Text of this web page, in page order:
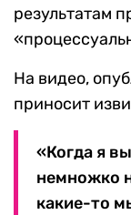
результатам
На видео,
приносит
«Когда я
немножко
какие-то